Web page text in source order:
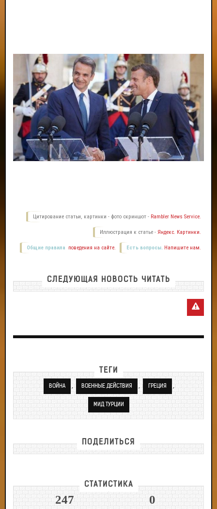
Цитирование статьи, картинки - фото скриншот - Rambler News Service.
Иллюстрация к статье - Яндекс. Картинки.
Есть вопросы. Напишите нам.
Общие правила поведения на сайте.
СЛЕДУЮЩАЯ НОВОСТЬ ЧИТАТЬ
ТЕГИ
ВОЙНА , ВОЕННЫЕ ДЕЙСТВИЯ , ГРЕЦИЯ ,
МИД ТУРЦИИ
ПОДЕЛИТЬСЯ
СТАТИСТИКА
247 0